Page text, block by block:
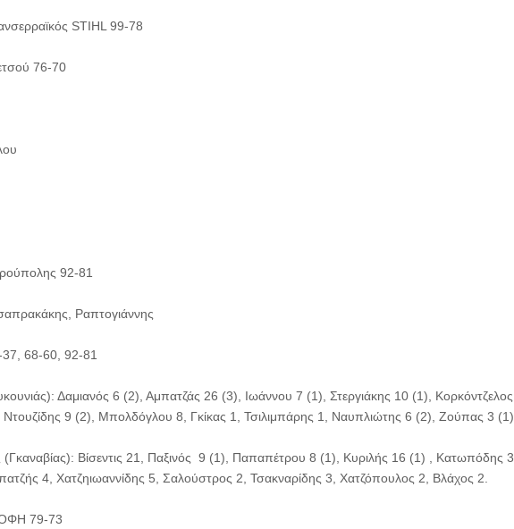
STIHL 99-78
76-70
92-81
Ραπτογιάννης
68-60, 92-81
Δαμιανός 6 (2), Αμπατζάς 26 (3), Ιωάννου 7 (1), Στεργιάκης 10 (1), Κορκόντζελος
9 (2), Μπολδόγλου 8, Γκίκας 1, Τσιλιμπάρης 1, Ναυπλιώτης 6 (2), Ζούπας 3 (1)
Βίσεντις 21, Παξινός 9 (1), Παπαπέτρου 8 (1), Κυριλής 16 (1) , Κατωπόδης 3
4, Χατζηιωαννίδης 5, Σαλούστρος 2, Τσακναρίδης 3, Χατζόπουλος 2, Βλάχος 2.
79-73